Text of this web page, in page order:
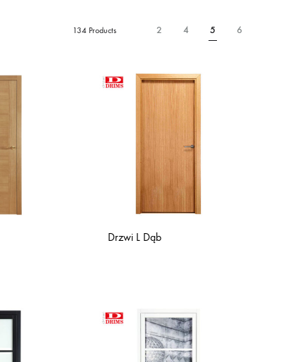
2 4 5 6
134 Products
Drzwi L Dąb